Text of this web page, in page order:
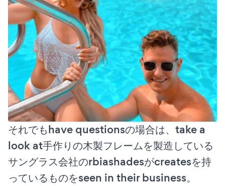
それでもhave questionsの場合は、take a
look at手作りの木製フレームを製造している
サングラス会社のrbiashadesがcreatesを持
っているものをseen in their business。